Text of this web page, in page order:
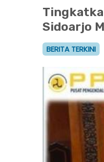
Sidoarjo
BERITA TERKINI